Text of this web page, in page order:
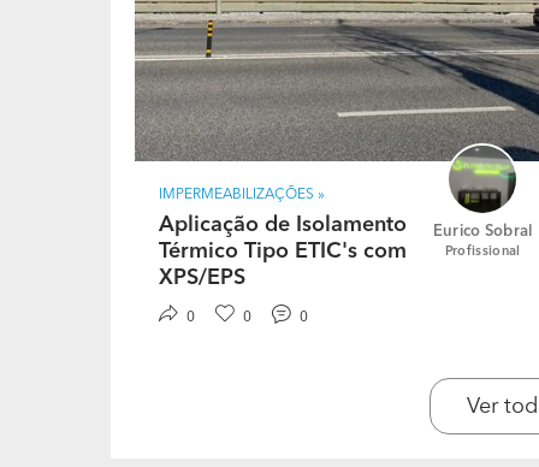
IMPERMEABILIZAÇÕES »
Aplicação de Isolamento
Térmico Tipo ETIC's com
XPS/EPS
Eurico Sobral
Profissional
0 0 0
Ver